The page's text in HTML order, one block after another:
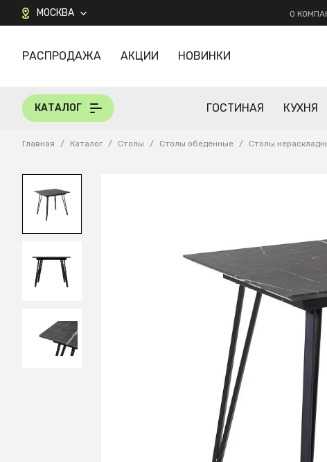
МОСКВА О
КАТАЛОГ
РАСПРОДАЖА АКЦИИ НОВИНКИ
КАТАЛОГ ГОСТИНАЯ КУХНЯ
Главная / Каталог / Столы / Столы обеденные / Столы